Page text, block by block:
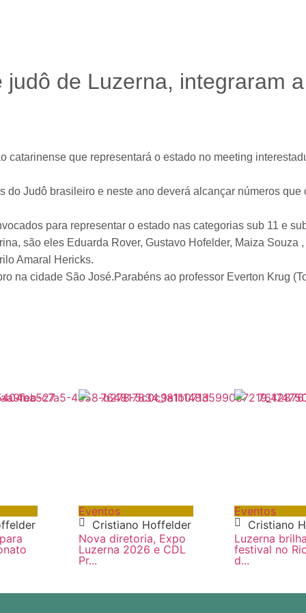
de Luzerna, integraram a
que representará o estado no meeting
do Judô brasileiro e neste ano deverá alcançar números que
para representar o estado nas categorias sub 11 e
são eles Eduarda Rover, Gustavo Hofelder, Maiza Souza
Amaral Hericks.
na cidade São José.Parabéns ao professor Everton Krug
Eventos
Cristiano Hoffelder
Nova diretoria, Expo
Luzerna 2026 e CDL
Pr...
Eventos
Cristiano
Luzerna
festival no
d...